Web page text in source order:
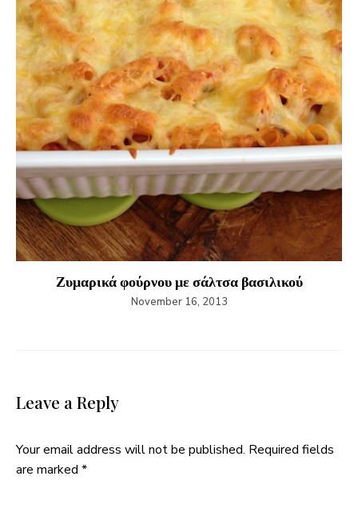
Ζυμαρικά φούρνου με σάλτσα βασιλικού
November 16, 2013
Leave a Reply
Your email address will not be published. Required fields
are marked *